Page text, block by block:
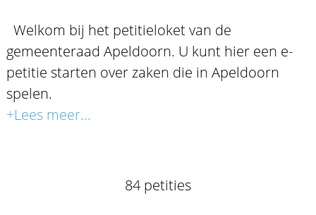
Welkom bij het petitieloket van de
gemeenteraad Apeldoorn. U kunt hier een e-
petitie starten over zaken die in Apeldoorn
spelen.
+Lees meer...
84 petities